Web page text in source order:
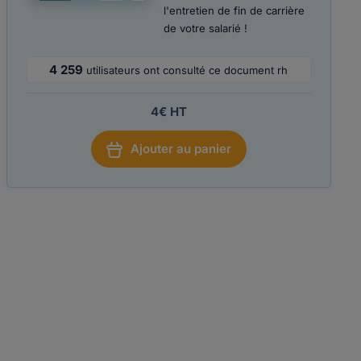
l'entretien de fin de carrière
de votre salarié !
4 259 utilisateurs ont consulté ce document rh
4€ HT
Ajouter au panier